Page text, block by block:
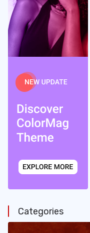
Categories